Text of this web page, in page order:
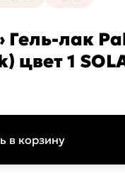
Гель-лак
цвет 1
в корзину